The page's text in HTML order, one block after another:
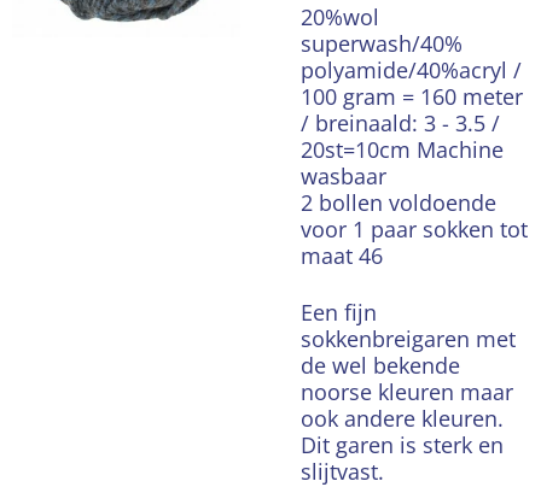
20%wol
superwash/40%
polyamide/40%acryl /
100 gram = 160 meter
/ breinaald: 3 - 3.5 /
20st=10cm Machine
wasbaar
2 bollen voldoende
voor 1 paar sokken tot
maat 46
Een fijn
sokkenbreigaren met
de wel bekende
noorse kleuren maar
ook andere kleuren.
Dit garen is sterk en
slijtvast.